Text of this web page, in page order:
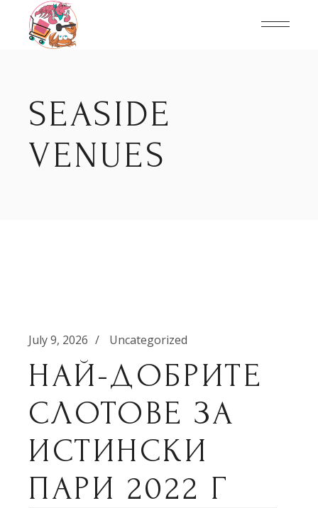
content
SEASIDE
VENUES
July 9, 2026 Uncategorized
НАЙ-ДОБРИТЕ
СЛОТОВЕ ЗА
ИСТИНСКИ
ПАРИ 2022 Г